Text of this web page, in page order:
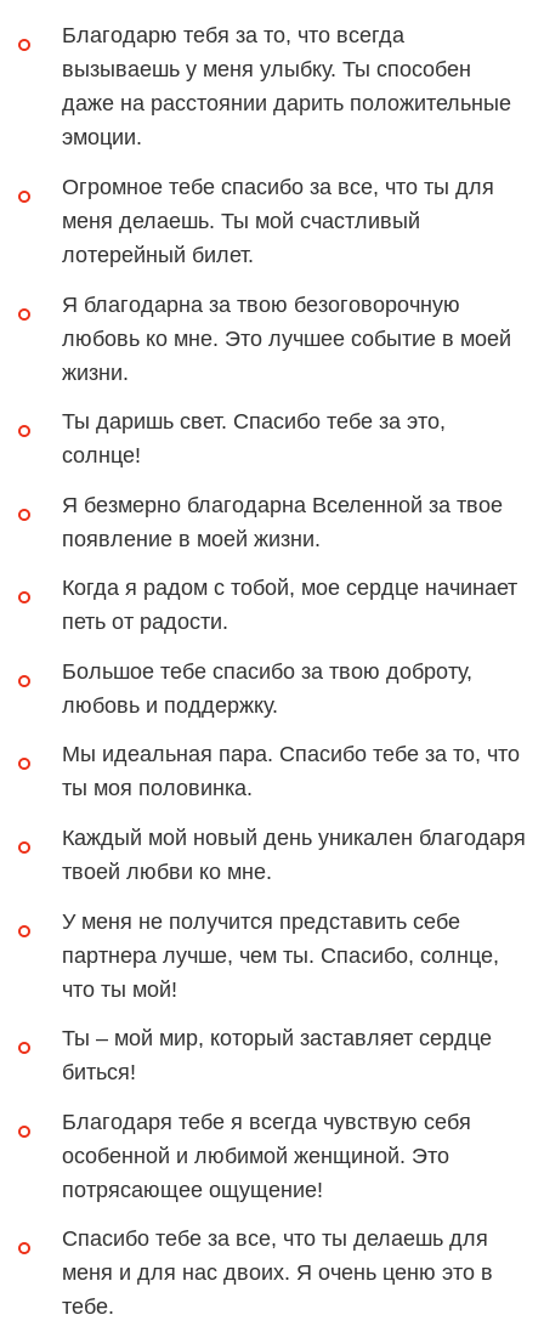
Благодарю тебя за то, что всегда
вызываешь у меня улыбку. Ты способен
даже на расстоянии дарить положительные
эмоции.
Огромное тебе спасибо за все, что ты для
меня делаешь. Ты мой счастливый
лотерейный билет.
Я благодарна за твою безоговорочную
любовь ко мне. Это лучшее событие в моей
жизни.
Ты даришь свет. Спасибо тебе за это,
солнце!
Я безмерно благодарна Вселенной за твое
появление в моей жизни.
Когда я радом с тобой, мое сердце начинает
петь от радости.
Большое тебе спасибо за твою доброту,
любовь и поддержку.
Мы идеальная пара. Спасибо тебе за то, что
ты моя половинка.
Каждый мой новый день уникален благодаря
твоей любви ко мне.
У меня не получится представить себе
партнера лучше, чем ты. Спасибо, солнце,
что ты мой!
Ты – мой мир, который заставляет сердце
биться!
Благодаря тебе я всегда чувствую себя
особенной и любимой женщиной. Это
потрясающее ощущение!
Спасибо тебе за все, что ты делаешь для
меня и для нас двоих. Я очень ценю это в
тебе.